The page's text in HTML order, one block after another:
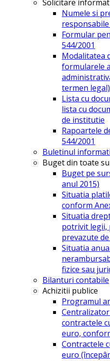
Solicitare
Numele si
Formular
544/2001
Modalitatea
formularele
termen legal)
Lista cu
lista cu
de institutie
Rapoartele
544/2001
Buletinul
Buget din toate
Buget pe
anul 2015)
Situatia
conform
Situatia
potrivit legii,
prevazute
Situatia
fizice sau
Bilanturi contabile
Achizitii publice
Programul
contractele
euro,
Contractele
euro